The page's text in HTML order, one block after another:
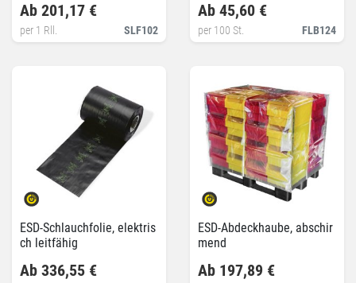
SLF102
Ab 201,17 €
per 1 Rll. FLB124
Ab 45,60 €
per 100 St.
ESD-Schlauchfolie, elektris
ch leitfähig
Ab 336,55 €
ESD-Abdeckhaube, abschir
mend
Ab 197,89 €